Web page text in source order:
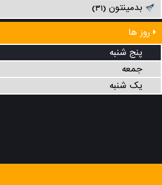
بدمینتون (۳۱)
روز ها
پنج شنبه
جمعه
یک شنبه